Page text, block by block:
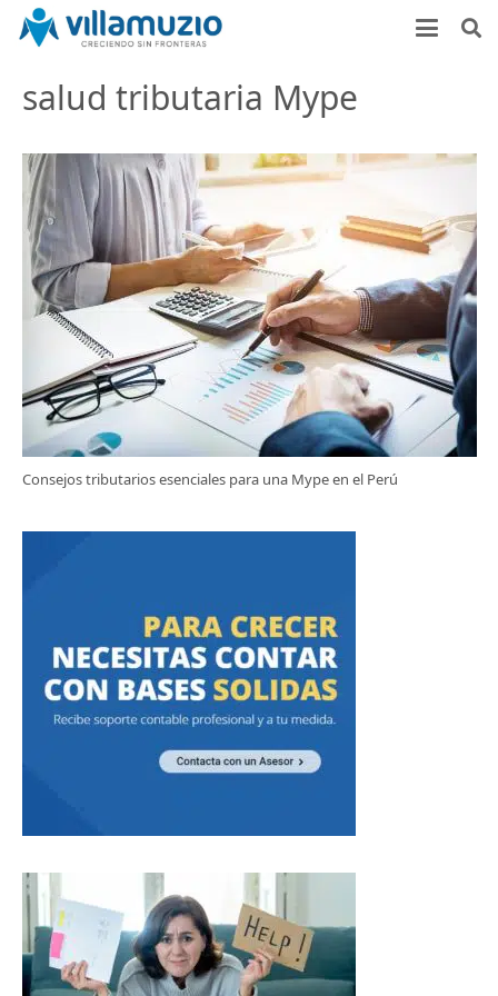
salud tributaria Mype
Consejos tributarios esenciales para una Mype en el Perú